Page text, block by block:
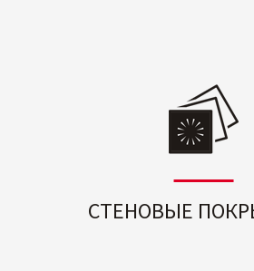
СТЕНОВЫЕ